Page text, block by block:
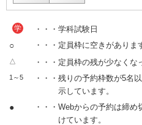
学 ・・・学科試験日
○ ・・・定員枠に空きがありま
△ ・・・定員枠の残が少なくな
1～5
・・・残りの予約枠数が5名
示しています。
●
・・・Webからの予約は締
けています。